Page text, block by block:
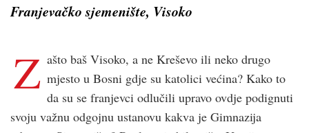
Franjevačko sjemenište, Visoko
Z ašto baš Visoko, a ne Kreševo ili neko drugo
mjesto u Bosni gdje su katolici većina? Kako to
da su se franjevci odlučili upravo ovdje podignuti
svoju važnu odgojnu ustanovu kakva je Gimnazija